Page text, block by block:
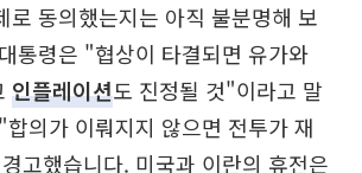
로 동의했는지는 아직 불분명해 보
통령은 "협상이 타결되면 유가와
인플레이션도 진정될 것"이라고 말
의가 이뤄지지 않으면 전투가 재
고했습니다. 미국과 이란의 휴전은